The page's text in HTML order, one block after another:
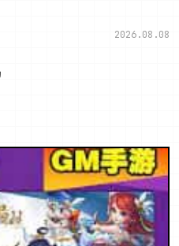
2026.08.08